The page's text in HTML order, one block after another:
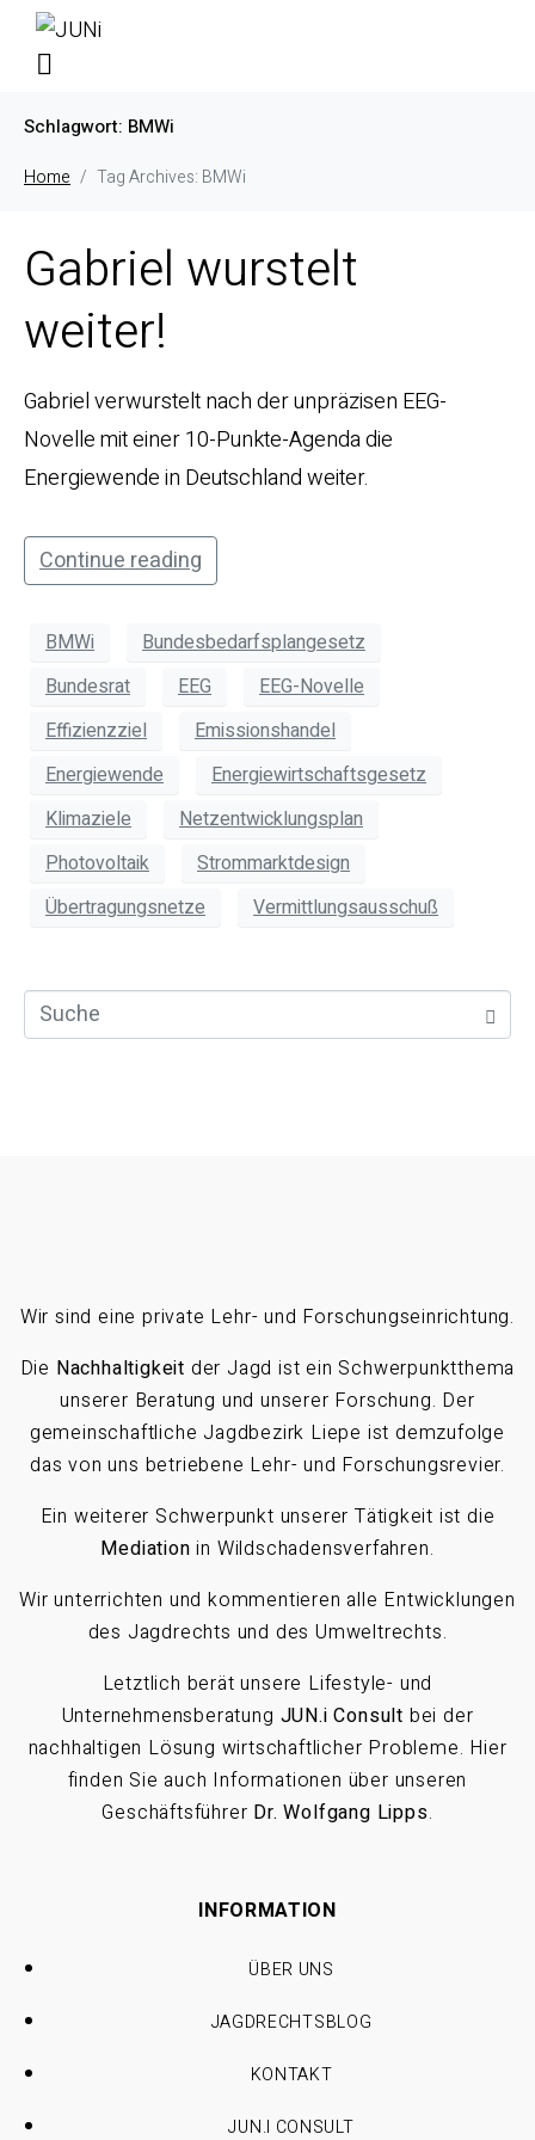
Schlagwort: BMWi
Home Tag Archives: BMWi
Gabriel wurstelt
weiter!
Gabriel verwurstelt nach der unpräzisen EEG-
Novelle mit einer 10-Punkte-Agenda die
Energiewende in Deutschland weiter.
Continue reading
BMWi
Bundesbedarfsplangesetz
Bundesrat
EEG
EEG-Novelle
Effizienzziel
Emissionshandel
Energiewende
Energiewirtschaftsgesetz
Klimaziele
Netzentwicklungsplan
Photovoltaik
Strommarktdesign
Übertragungsnetze
Vermittlungsausschuß
Wir sind eine private Lehr- und Forschungseinrichtung.
Die Nachhaltigkeit der Jagd ist ein Schwerpunktthema
unserer Beratung und unserer Forschung. Der
gemeinschaftliche Jagdbezirk Liepe ist demzufolge
das von uns betriebene Lehr- und Forschungsrevier.
Ein weiterer Schwerpunkt unserer Tätigkeit ist die
Mediation in Wildschadensverfahren.
Wir unterrichten und kommentieren alle Entwicklungen
des Jagdrechts und des Umweltrechts.
Letztlich berät unsere Lifestyle- und
Unternehmensberatung JUN.i Consult bei der
nachhaltigen Lösung wirtschaftlicher Probleme. Hier
finden Sie auch Informationen über unseren
Geschäftsführer Dr. Wolfgang Lipps.
INFORMATION
ÜBER UNS
JAGDRECHTSBLOG
KONTAKT
JUN.I CONSULT